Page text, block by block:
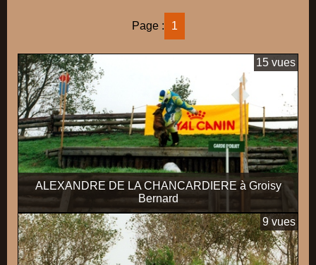
Page : 1
ALEXANDRE DE LA CHANCARDIERE à Groisy
Bernard
15 vues
9 vues